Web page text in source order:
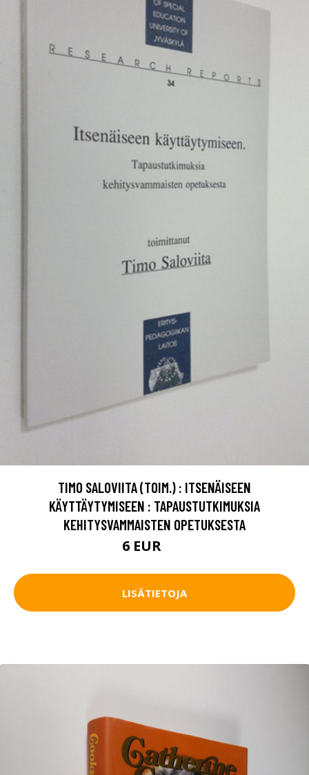
TIMO SALOVIITA (TOIM.) : ITSENÄISEEN
KÄYTTÄYTYMISEEN : TAPAUSTUTKIMUKSIA
KEHITYSVAMMAISTEN OPETUKSESTA
6 EUR
LISÄTIETOJA